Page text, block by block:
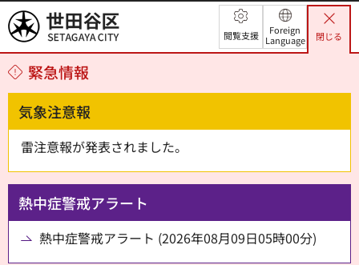
世田谷区 閲覧支援
Foreign
Language
閉じる
緊急情報
気象注意報
雷注意報が発表されました。
熱中症警戒アラート
熱中症警戒アラート (2026年08月09日05時00分)